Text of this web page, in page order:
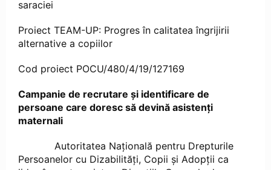
saraciei
Proiect TEAM-UP: Progres în calitatea îngrijirii
alternative a copiilor
Cod proiect POCU/480/4/19/127169
Campanie de recrutare și identificare de
persoane care doresc să devină asistenți
maternali
Autoritatea Națională pentru Drepturile
Persoanelor cu Dizabilități, Copii și Adopții ca